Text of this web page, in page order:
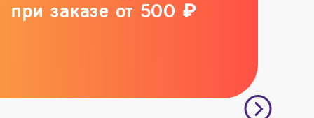
при заказе от 500 ₽